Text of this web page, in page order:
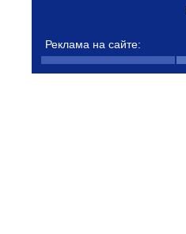
Реклама на сайте: